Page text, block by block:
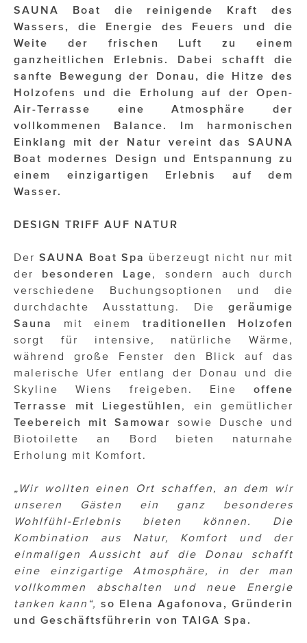
rot weiss rosé
OTTO AM DONAUKANAL
sehen!wutscher
SISTER ACT
Solid & Bold
St. Peter Stiftskulinarium
Susanne Wuest
TOG Studio
Upside Down Town Hotel – Neue Post
VieSFF – Vienna Spanish Film Festival
ÜBER UNS
PRESS CONTACT
SAUNA Boat die reinigende Kraft des
Wassers, die Energie des Feuers und die
Weite der frischen Luft zu einem
ganzheitlichen Erlebnis. Dabei schafft die
sanfte Bewegung der Donau, die Hitze des
Holzofens und die Erholung auf der Open-
Air-Terrasse eine Atmosphäre der
vollkommenen Balance. Im harmonischen
Einklang mit der Natur vereint das SAUNA
Boat modernes Design und Entspannung zu
einem einzigartigen Erlebnis auf dem
Wasser.
DESIGN TRIFF AUF NATUR
DerSAUNA Boat Spa überzeugt nicht nur mit
der besonderen Lage, sondern auch durch
verschiedene Buchungsoptionen und die
durchdachte Ausstattung. Die geräumige
Sauna
mit einem
traditionellen Holzofen
sorgt für intensive, natürliche Wärme,
während große Fenster den Blick auf das
malerische Ufer entlang der Donau und die
Skyline Wiens freigeben. Eine offene
Terrasse mit Liegestühlen , ein gemütlicher
Teebereich
mit Samowar
sowie Dusche und
Biotoilette an Bord bieten naturnahe
Erholung mit Komfort.
„Wir wollten einen Ort schaffen, an dem wir
unseren Gästen ein ganz besonderes
Wohlfühl-Erlebnis bieten können. Die
Kombination aus Natur, Komfort und der
einmaligen Aussicht auf die Donau schafft
eine einzigartige Atmosphäre, in der man
vollkommen abschalten und neue Energie
tanken kann“, so Elena Agafonova, Gründerin
und Geschäftsführerin von TAIGA Spa.